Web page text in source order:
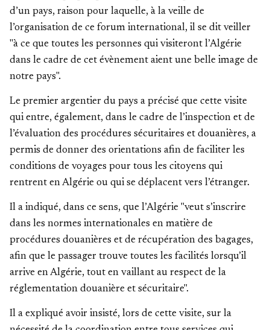
d’un pays, raison pour laquelle, à la veille de
l’organisation de ce forum international, il se dit veiller
"à ce que toutes les personnes qui visiteront l’Algérie
dans le cadre de cet évènement aient une belle image de
notre pays".
Le premier argentier du pays a précisé que cette visite
qui entre, également, dans le cadre de l’inspection et de
l’évaluation des procédures sécuritaires et douanières, a
permis de donner des orientations afin de faciliter les
conditions de voyages pour tous les citoyens qui
rentrent en Algérie ou qui se déplacent vers l’étranger.
Il a indiqué, dans ce sens, que l’Algérie "veut s’inscrire
dans les normes internationales en matière de
procédures douanières et de récupération des bagages,
afin que le passager trouve toutes les facilités lorsqu’il
arrive en Algérie, tout en vaillant au respect de la
réglementation douanière et sécuritaire".
Il a expliqué avoir insisté, lors de cette visite, sur la